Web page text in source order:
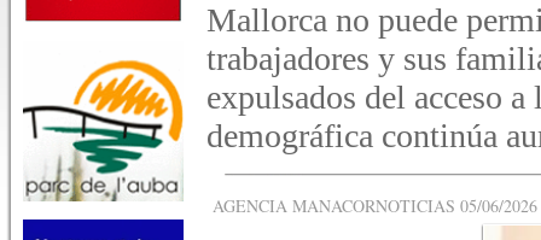
Mallorca no puede
trabajadores y sus
expulsados del acceso
demográfica continúa
AGENCIA MANACORNOTICIAS 05/06/